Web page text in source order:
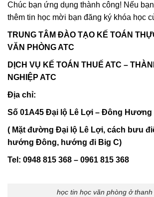
Chúc bạn ứng dụng thành công! Nếu
thêm tin học mời bạn đăng ký khóa học
TRUNG TÂM ĐÀO TẠO KẾ TOÁN
VĂN PHÒNG ATC
DỊCH VỤ KẾ TOÁN THUẾ ATC –
NGHIỆP ATC
Địa chỉ:
Số 01A45 Đại lộ Lê Lợi – Đông Hương
( Mặt đường Đại lộ Lê Lợi, cách bưu
hướng Đông, hướng đi Big C)
Tel: 0948 815 368 – 0961 815 368
học tin học văn phòng ở thanh